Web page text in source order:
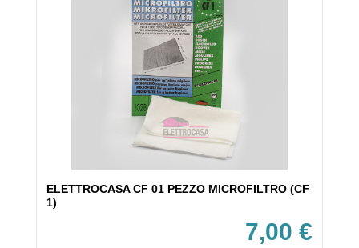
ELETTROCASA CF 01 PEZZO MICROFILTRO (CF
1)
7,00 €